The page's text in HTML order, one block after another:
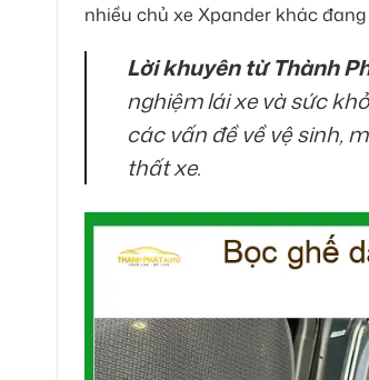
nhiều chủ xe Xpander khác
Lời khuyên từ Thành
nghiệm lái xe và sức
các vấn đề về vệ sinh,
thất xe.